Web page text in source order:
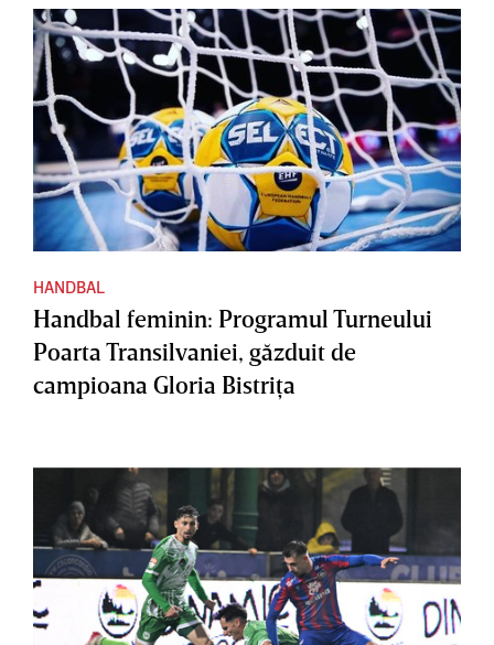
HANDBAL
Handbal feminin: Programul Turneului
Poarta Transilvaniei, găzduit de
campioana Gloria Bistriţa